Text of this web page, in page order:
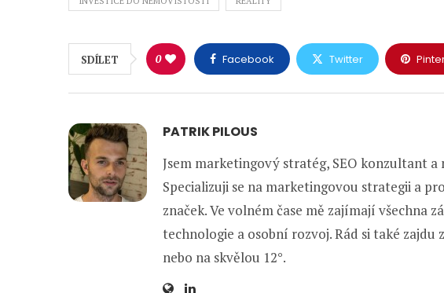
SDÍLET 0 Facebook Twitter
PATRIK PILOUS
Jsem marketingový stratég, SEO konzultant
Specializuji se na marketingovou strategii a
značek. Ve volném čase mě zajímají
technologie a osobní rozvoj. Rád si také
nebo na skvělou 12°.